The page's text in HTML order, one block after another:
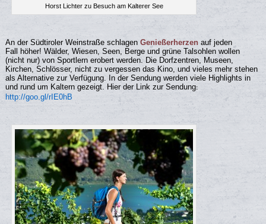
Horst Lichter zu Besuch am Kalterer See
An der Südtiroler Weinstraße schlagenGenießerherzen auf jeden
Fall höher! Wälder, Wiesen, Seen, Berge und grüne Talsohlen wollen
(nicht nur) von Sportlern erobert werden. Die Dorfzentren, Museen,
Kirchen, Schlösser, nicht zu vergessen das Kino, und vieles mehr stehen
als Alternative zur Verfügung. In der Sendung werden viele Highlights in
und rund um Kaltern gezeigt. Hier der Link zur Sendung:
http://goo.gl/rIE0hB